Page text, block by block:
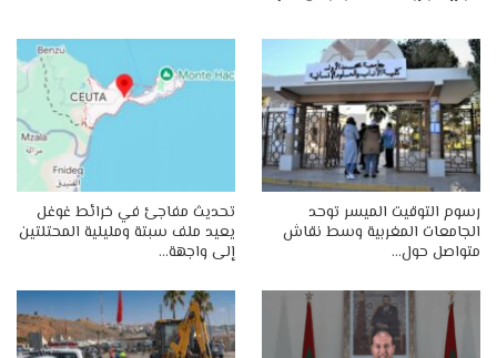
رسوم التوقيت الميسر توحد
الجامعات المغربية وسط نقاش
متواصل حول…
تحديث مفاجئ في خرائط غوغل
يعيد ملف سبتة ومليلية المحتلتين
إلى واجهة…